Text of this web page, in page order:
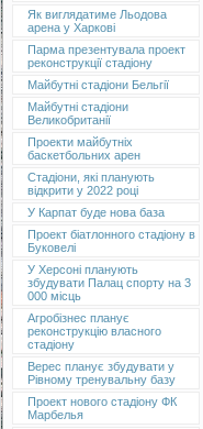
Як виглядатиме Льодова
арена у Харкові
Парма презентувала проект
реконструкції стадіону
Майбутні стадіони Бельгії
Майбутні стадіони
Великобританії
Проекти майбутніх
баскетбольних арен
Стадіони, які планують
відкрити у 2022 році
У Карпат буде нова база
Проект біатлонного стадіону в
Буковелі
У Херсоні планують
збудувати Палац спорту на 3
000 місць
Агробізнес планує
реконструкцію власного
стадіону
Верес планує збудувати у
Рівному тренувальну базу
Проект нового стадіону ФК
Марбелья